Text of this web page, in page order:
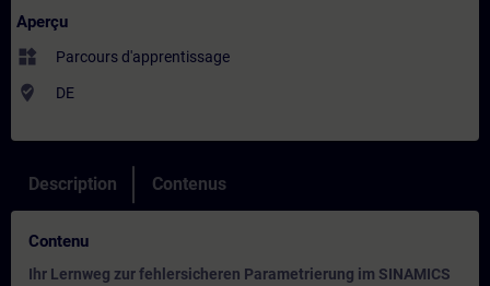
Aperçu
widgets Parcours d'apprentissage
where_to_vote DE
Description Contenus
Contenu
Ihr Lernweg zur fehlersicheren Parametrierung im SINAMICS